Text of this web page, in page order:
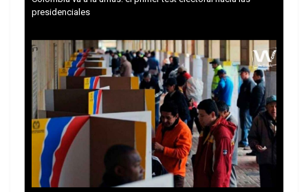
L’Italia in America: Bulgheorini, Rattazzi, Rocca, Macri
Por un lado permanece un Círculo Rojo Analógico,
integrado por los grandes grupos industriales,
financieros, energéticos, exportadores y de
presidenciales